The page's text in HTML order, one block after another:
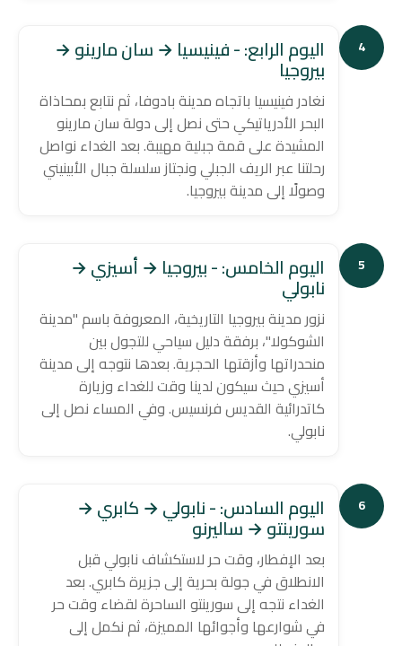
4 اليوم الرابع: - فينيسيا → سان مارينو →
بيروجيا
نغادر فينيسيا باتجاه مدينة بادوفا، ثم نتابع بمحاذاة
البحر الأدرياتيكي حتى نصل إلى دولة سان مارينو
المشيدة على قمة جبلية مهيبة. بعد الغداء نواصل
رحلتنا عبر الريف الجبلي ونجتاز سلسلة جبال الأبينيني
وصولًا إلى مدينة بيروجيا.
5 اليوم الخامس: - بيروجيا → أسيزي →
نابولي
نزور مدينة بيروجيا التاريخية، المعروفة باسم "مدينة
الشوكولا"، برفقة دليل سياحي للتجول بين
منحدراتها وأزقتها الحجرية. بعدها نتوجه إلى مدينة
أسيزي حيث سيكون لدينا وقت للغداء وزيارة
كاتدرائية القديس فرنسيس. وفي المساء نصل إلى
نابولي.
6 اليوم السادس: - نابولي → كابري →
سورينتو → ساليرنو
بعد الإفطار، وقت حر لاستكشاف نابولي قبل
الانطلاق في جولة بحرية إلى جزيرة كابري. بعد
الغداء نتجه إلى سورينتو الساحرة لقضاء وقت حر
في شوارعها وأجوائها المميزة، ثم نكمل إلى